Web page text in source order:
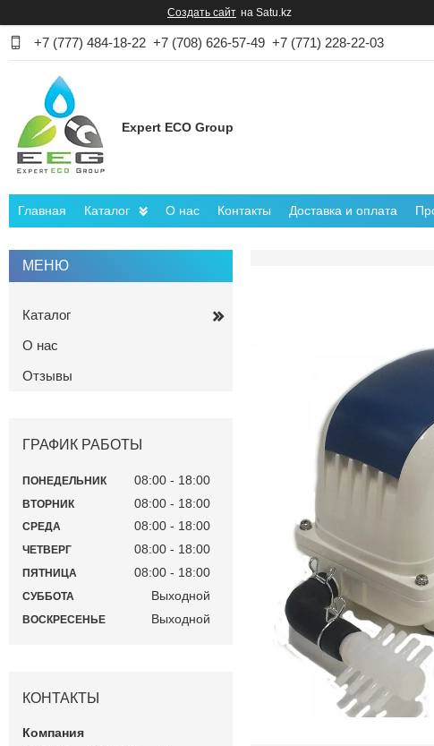
Создать сайт на Satu.kz
+7 (777) 484-18-22 +7 (708) 626-57-49 +7 (771) 228-22-03
Expert ECO Group
Главная Каталог О нас Контакты Доставка и оплата
Каталог
О нас
Отзывы
ГРАФИК РАБОТЫ
ПОНЕДЕЛЬНИК 08:00 18:00
ВТОРНИК 08:00 18:00
СРЕДА 08:00 18:00
ЧЕТВЕРГ 08:00 18:00
ПЯТНИЦА 08:00 18:00
СУББОТА Выходной
ВОСКРЕСЕНЬЕ Выходной
КОНТАКТЫ